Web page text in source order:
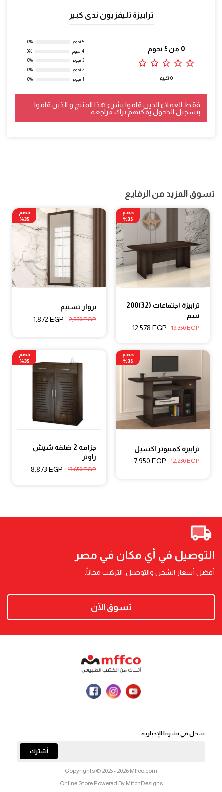
ترابيزة تليفزيون ندى كبير
0 من 5 نجوم
star_outline
star_outline
star_outline
star_outline
star_outline
0 تقييم
5 نجوم
0%
4 نجوم
0%
3 نجوم
0%
2 نجوم
0%
1 نجوم
0%
فقط العملاء الذين قاموا بشراء هذا المنتج و الذين قاموا
بتسجيل الدخول يمكنهم ترك مراجعة.
تسوق المزيد من الرفايع
ترابيزة اجتماعات (32)200
سم
19,350EGP
12,578 EGP
خصم
35%
برواز تسنيم
2,880EGP
1,872 EGP
خصم
35%
ترابيزة كمبيوتر اكسيل
12,230EGP
7,950 EGP
خصم
35%
جزامه 2 ضلفه شيش
راوتر
13,650EGP
8,873 EGP
خصم
35%
التوصيل في أي مكان في مصر
أفضل أسعار الشحن والتوصيل. التركيب مجاناً.
تسوق الآن
سجل في نشرتنا الإخبارية
أشترك
Copyrights © 2025 - 2026 Mffco.com
Online Store Powered By MitchDesigns